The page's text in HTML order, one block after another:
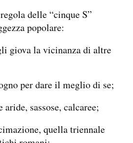
delle “cinque S”
popolare:
giova la vicinanza di altre
per dare il meglio di se;
aride, sassose, calcaree;
quella triennale